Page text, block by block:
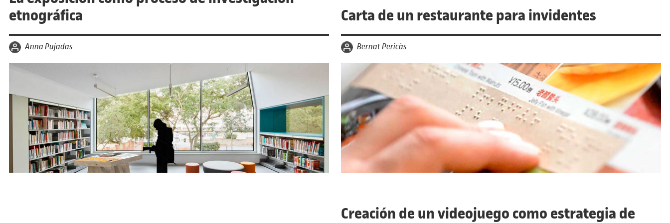
etnográfica
por Anna Pujadas
Carta de un restaurante para invidentes
por Bernat Pericàs
Creación de un videojuego como estrategia de